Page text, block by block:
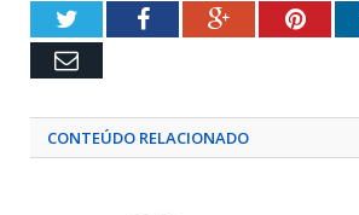
TwitterFacebookGoogle+
Email
CONTEÚDO RELACIONADO